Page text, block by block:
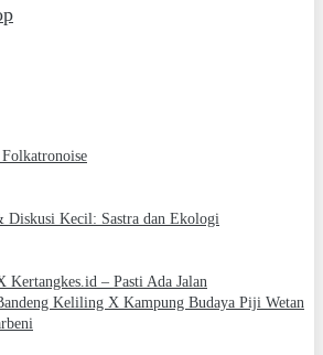
Diskusi Kecil: Sastra dan Ekologi
Kertangkes.id – Pasti Ada Jalan
Keliling X Kampung Budaya Piji Wetan